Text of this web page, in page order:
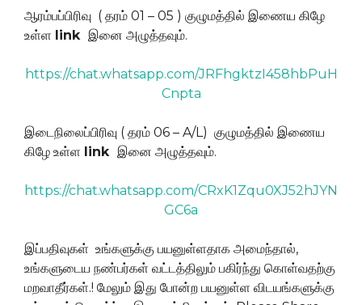
ஆரம்பப்பிரிவு ( தரம் 01 – 05 ) குழுமத்தில் இணைய கிழே
உள்ள link இனை அழுத்தவும்.
https://chat.whatsapp.com/JRFhgktzI458hbPuH
Cnpta
இடைநிலைப்பிரிவு ( தரம் 06 – A/L) குழுமத்தில் இணைய
கிழே உள்ள link இனை அழுத்தவும்.
https://chat.whatsapp.com/CRxK1Zqu0XJ52hJYN
GC6a
இப்பதிவுகள் உங்களுக்கு பயனுள்ளதாக அமைந்தால்,
உங்களுடைய நண்பர்கள் வட்டத்திலும் பகிர்ந்து கொள்வதற்கு
மறவாதீர்கள்.! மேலும் இது போன்ற பயனுள்ள விடயங்களுக்கு